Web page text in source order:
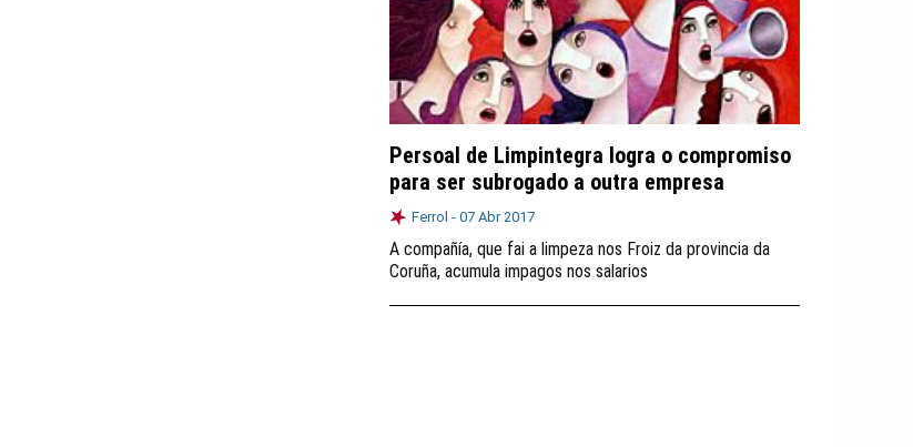
Persoal de Limpintegra logra o compromiso
para ser subrogado a outra empresa
Ferrol - 07 Abr 2017
A compañía, que fai a limpeza nos Froiz da provincia da
Coruña, acumula impagos nos salarios